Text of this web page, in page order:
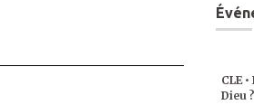
CLE
Dieu ?